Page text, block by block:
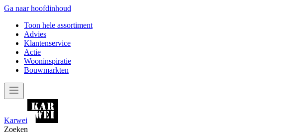
Ga naar hoofdinhoud
Toon hele assortiment
Advies
Klantenservice
Actie
Wooninspiratie
Bouwmarkten
Karwei
Zoeken